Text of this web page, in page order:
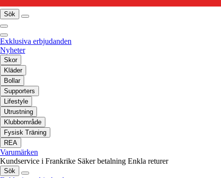
Sök
Exklusiva erbjudanden
Nyheter
Skor
Kläder
Bollar
Supporters
Lifestyle
Utrustning
Klubbområde
Fysisk Träning
REA
Varumärken
Kundservice i Frankrike Säker betalning Enkla returer
Sök